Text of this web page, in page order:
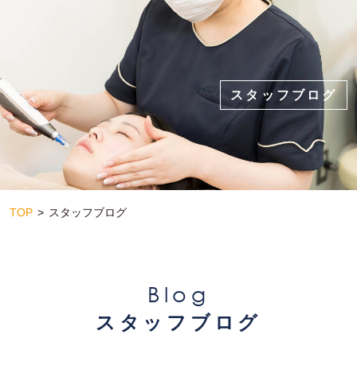
スタッフブログ
TOP スタッフブログ
Blog
スタッフブログ